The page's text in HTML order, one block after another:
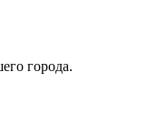
города.